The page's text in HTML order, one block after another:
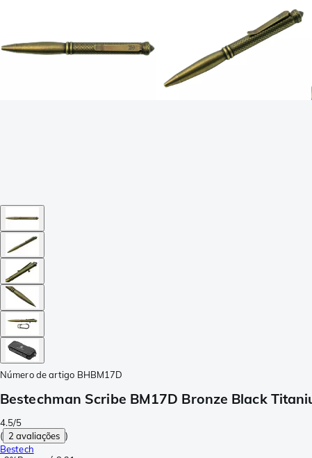
Número de artigo BHBM17D
Bestechman Scribe BM17D Bronze Black
4.5/5
( 2 avaliações )
Bestech